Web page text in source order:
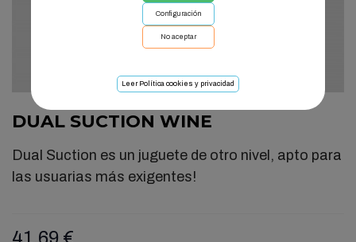
Configuración
No aceptar
Leer Política cookies y privacidad
DUAL SUCTION WINE
Dual Suction es un juguete de otro nivel, apto para
las usuarias más exigentes!
41,69 €